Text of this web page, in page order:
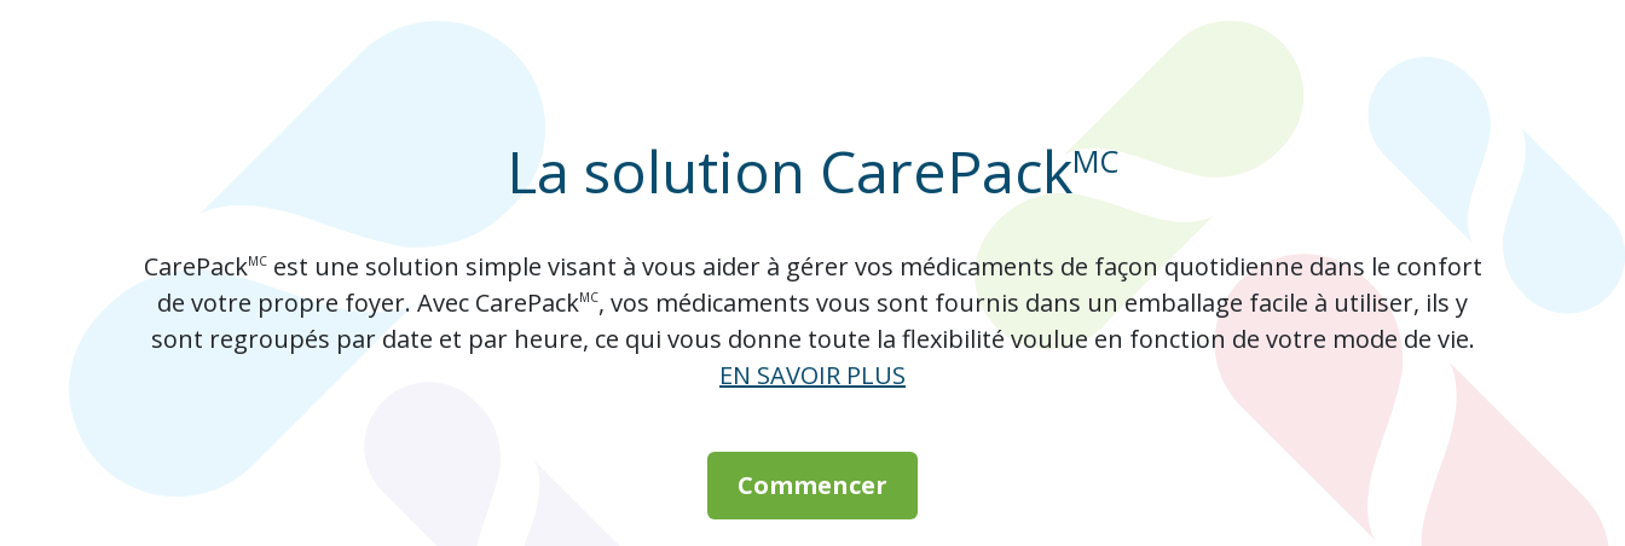
La solution CarePackMC
CarePackMCest une solution simple visant à vous aider à gérer vos médicaments de façon quotidienne dans le confort
de votre propre foyer. Avec CarePackMC, vos médicaments vous sont fournis dans un emballage facile à utiliser, ils y
sont regroupés par date et par heure, ce qui vous donne toute la flexibilité voulue en fonction de votre mode de vie.
EN SAVOIR PLUS
Commencer